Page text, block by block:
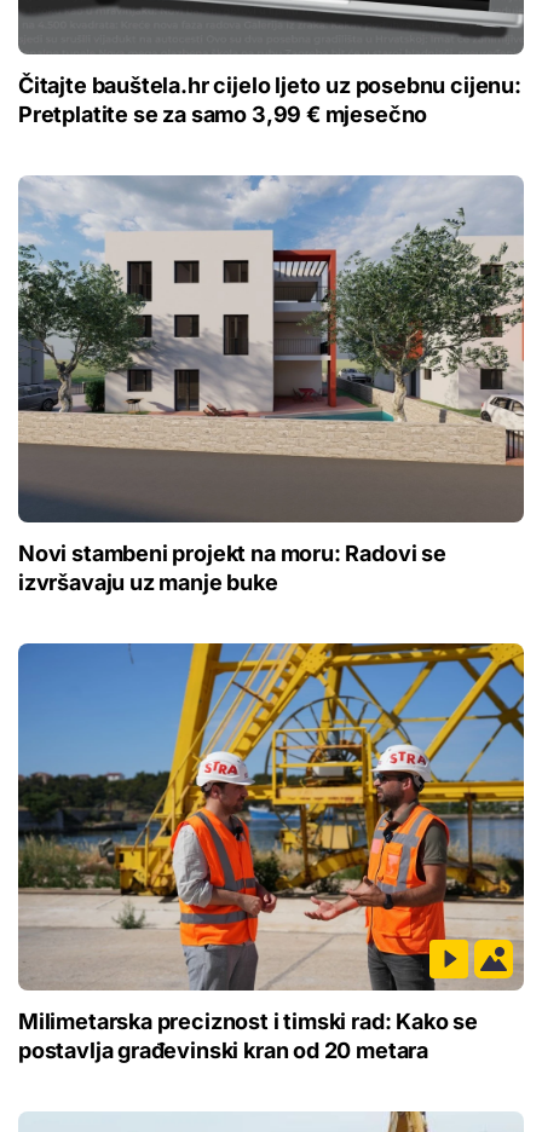
Čitajte bauštela.hr cijelo ljeto uz posebnu cijenu:
Pretplatite se za samo 3,99 € mjesečno
Novi stambeni projekt na moru: Radovi se
izvršavaju uz manje buke
Milimetarska preciznost i timski rad: Kako se
postavlja građevinski kran od 20 metara